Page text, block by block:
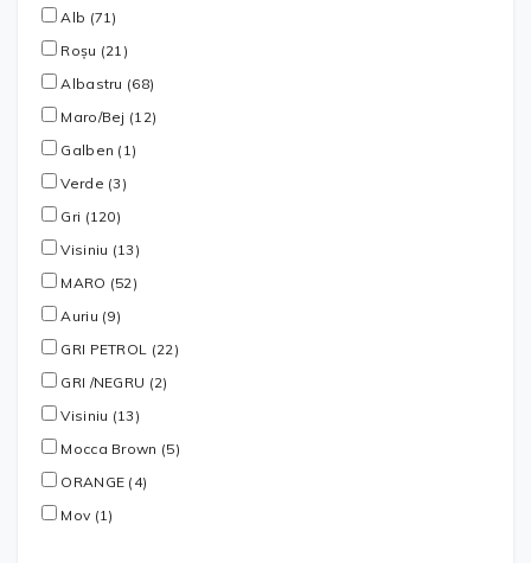
Alb (71)
Roșu (21)
Albastru (68)
Maro/Bej (12)
Galben (1)
Verde (3)
Gri (120)
Visiniu (13)
MARO (52)
Auriu (9)
GRI PETROL (22)
GRI /NEGRU (2)
Visiniu (13)
Mocca Brown (5)
ORANGE (4)
Mov (1)